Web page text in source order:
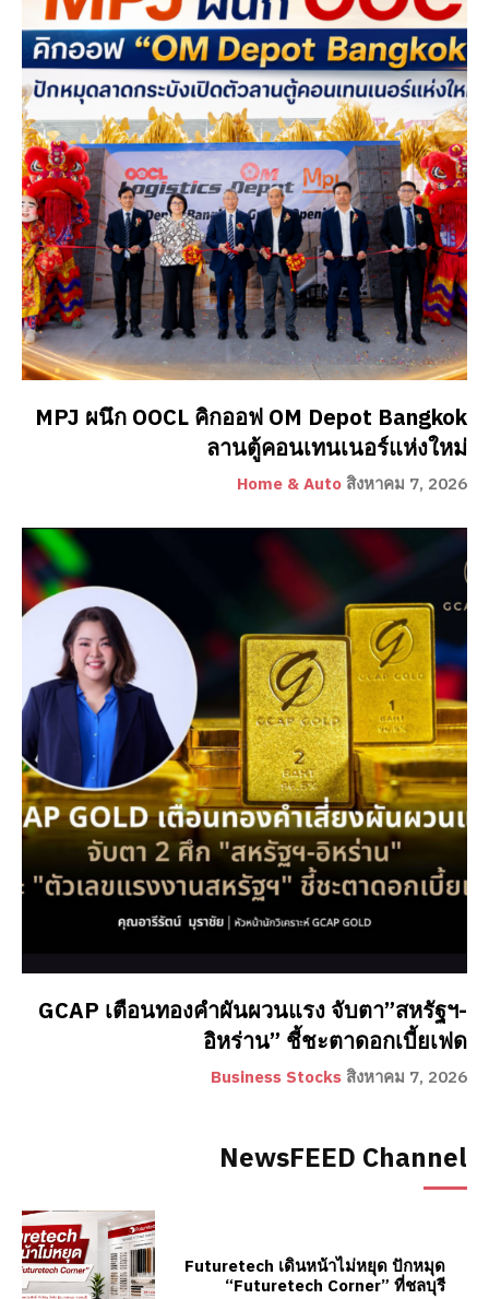
MPJ ผนึก OOCL คิกออฟ OM Depot Bangkok
ลานตู้คอนเทนเนอร์แห่งใหม่
Home & Auto สิงหาคม 7, 2026
GCAP เตือนทองคำผันผวนแรง จับตา”สหรัฐฯ-
อิหร่าน” ชี้ชะตาดอกเบี้ยเฟด
Business Stocks สิงหาคม 7, 2026
NewsFEED Channel
Futuretech เดินหน้าไม่หยุด ปักหมุด
“Futuretech Corner” ที่ชลบุรี